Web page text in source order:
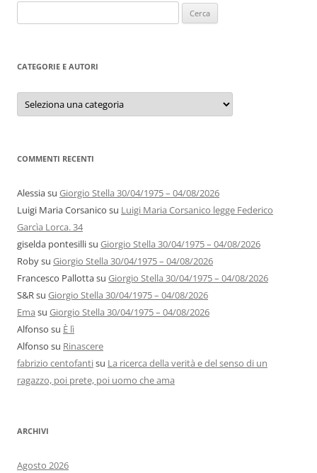
per:
CATEGORIE E AUTORI
Categorie
autori
COMMENTI RECENTI
Alessiasu Giorgio Stella 30/04/1975 – 04/08/2026
Luigi Maria Corsanico su Luigi Maria Corsanico legge Federico
Garcìa Lorca. 34
giselda pontesillisu Giorgio Stella 30/04/1975 – 04/08/2026
Robysu Giorgio Stella 30/04/1975 – 04/08/2026
Francesco Pallottasu Giorgio Stella 30/04/1975 – 04/08/2026
S&Rsu Giorgio Stella 30/04/1975 – 04/08/2026
Ema su Giorgio Stella 30/04/1975 – 04/08/2026
Alfonso su È lì
Alfonso su Rinascere
fabrizio centofantisu La ricerca della verità e del senso di un
ragazzo, poi prete, poi uomo che ama
ARCHIVI
Agosto 2026